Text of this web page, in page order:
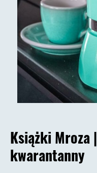
Książki Mroza |
kwarantanny